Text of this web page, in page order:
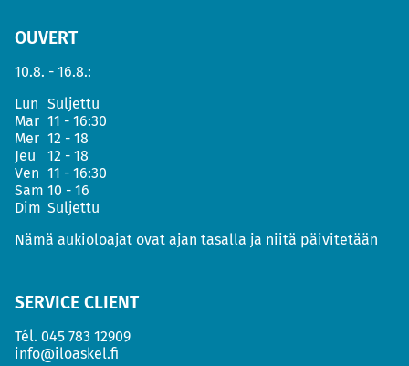
OUVERT
10.8. - 16.8.:
Lun Suljettu
Mar 11 - 16:30
Mer 12 - 18
Jeu
12 - 18
Ven 11 - 16:30
Sam 10 - 16
Dim Suljettu
Nämä aukioloajat ovat ajan tasalla ja niitä päivitetään
SERVICE CLIENT
Tél. 045 783 12909
info@iloaskel.fi